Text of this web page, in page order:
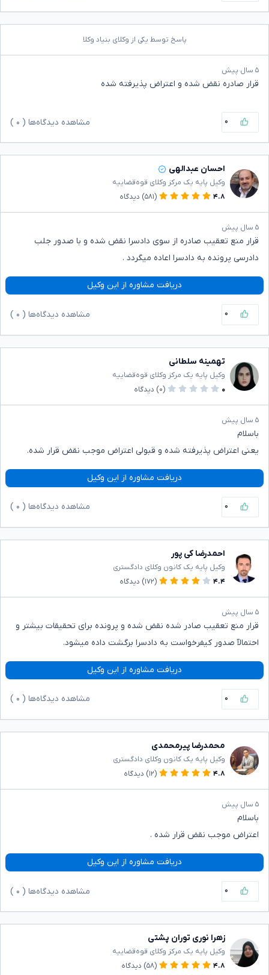
پاسخ توسط یکی از وکلای بنیاد وکلا
۵ سال پیش
قرار صادره نقض شده و اعتراض پذیرفته شده
۰ مشاهده دیدگاه‌ها ( ۰
احسان عبدالهی
وکیل پایه یک مرکز وکلای قوه‌قضاییه
۴.۸
(۵۸۱) دیدگاه
۵ سال پیش
قرار منع تعقیب صادره از سوی دادسرا نقض شده و با صدور جلب
دادرسی پرونده به دادسرا اعاده میگردد .
دریافت مشاوره از این وکیل
۰ مشاهده دیدگاه‌ها ( ۰
تهمینه سلطانی
وکیل پایه یک مرکز وکلای قوه‌قضاییه
۰
(۰) دیدگاه
۵ سال پیش
باسلام
یعنی اعتراض پذیرفته شده و قبولی اعتراض موجب نقض قرار شده.
دریافت مشاوره از این وکیل
۰ مشاهده دیدگاه‌ها ( ۰
احمدرضا کی پور
وکیل پایه یک کانون وکلای دادگستری
۴.۴
(۱۷۲) دیدگاه
۵ سال پیش
قرار منع تعقیب صادر شده نقض شده و پرونده برای تحقیقات بیشتر و
احتمالآ صدور کیفرخواست به دادسرا برگشت داده میشود.
دریافت مشاوره از این وکیل
۰ مشاهده دیدگاه‌ها ( ۰
محمدرضا پیرمحمدی
وکیل پایه یک کانون وکلای دادگستری
۴.۸
(۱۲) دیدگاه
۵ سال پیش
باسلام
اعتراض موجب نقض قرار شده .
دریافت مشاوره از این وکیل
۰ مشاهده دیدگاه‌ها ( ۰
زهرا نوری توران پشتی
وکیل پایه یک مرکز وکلای قوه‌قضاییه
۴.۸
(۵۸) دیدگاه